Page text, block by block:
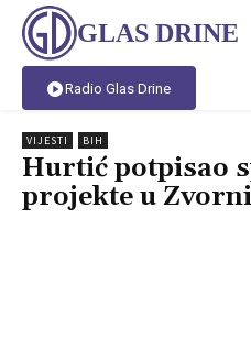
GLAS DRINE
Radio Glas Drine
VIJESTI BIH
Hurtić potpisao
projekte u